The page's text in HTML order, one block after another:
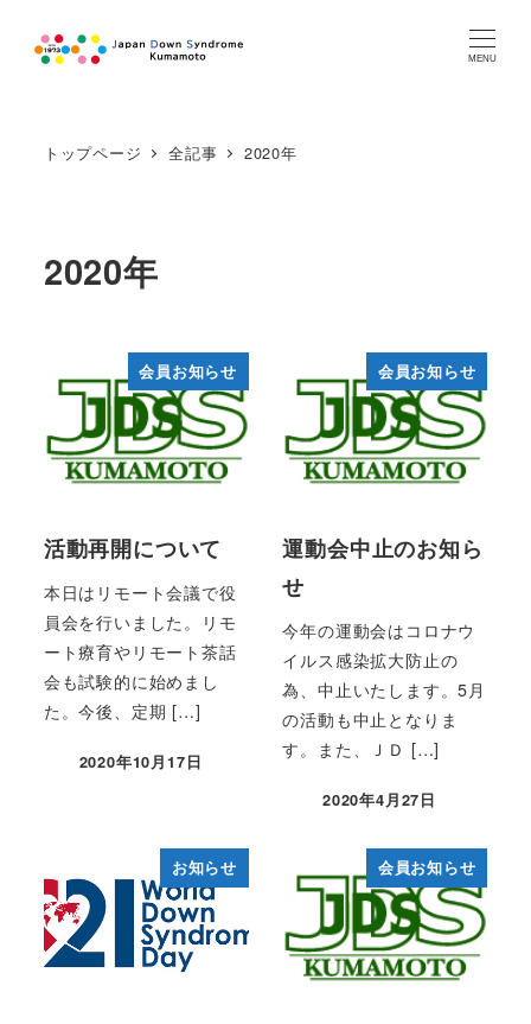
MENU
トップページ 全記事 2020年
2020年
会員お知らせ
活動再開について
本日はリモート会議で役
員会を行いました。リモ
ート療育やリモート茶話
会も試験的に始めまし
た。今後、定期 […]
投稿日
2020年10月17日
会員お知らせ
運動会中止のお知ら
せ
今年の運動会はコロナウ
イルス感染拡大防止の
為、中止いたします。5月
の活動も中止となりま
す。また、ＪＤ […]
投稿日
2020年4月27日
お知らせ 会員お知らせ